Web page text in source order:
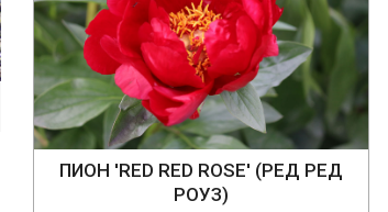
ПИОН 'RED RED ROSE' (РЕД РЕД
РОУЗ)